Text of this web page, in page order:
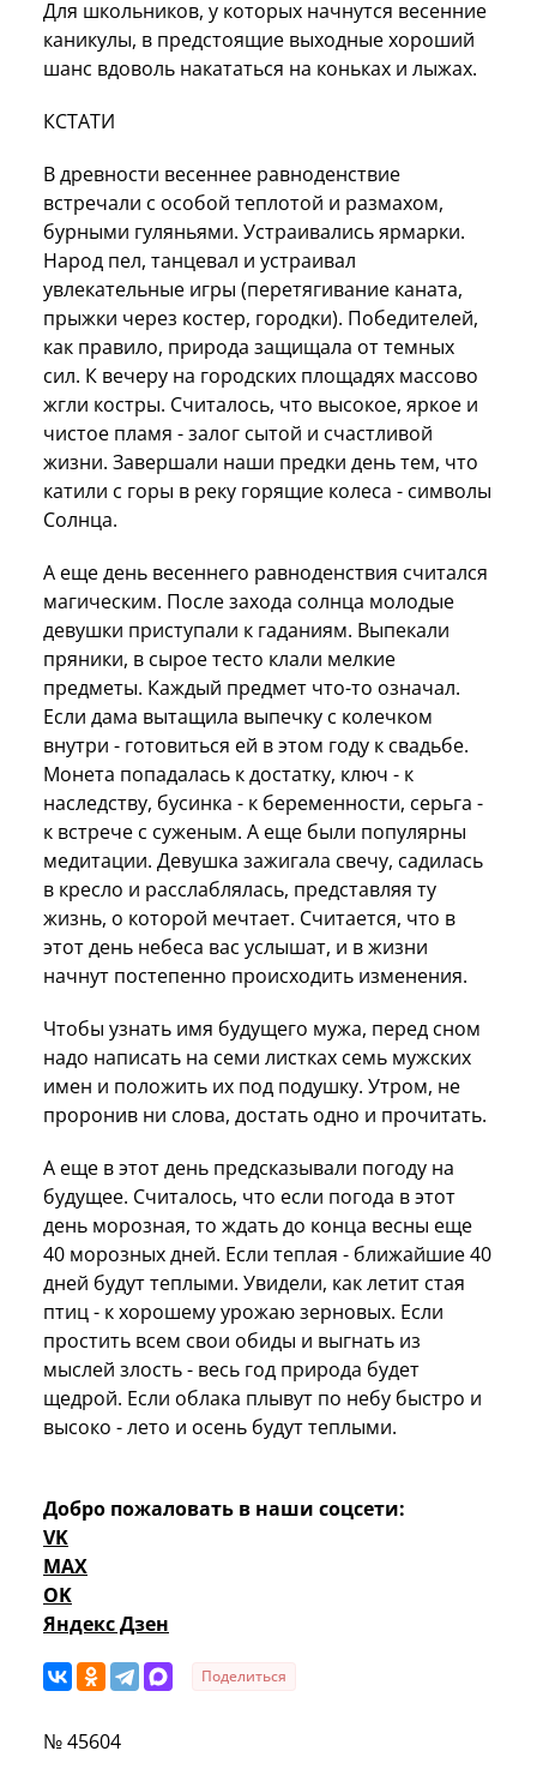
Для школьников, у которых начнутся весенние
каникулы, в предстоящие выходные хороший
шанс вдоволь накататься на коньках и лыжах.
КСТАТИ
В древности весеннее равноденствие
встречали с особой теплотой и размахом,
бурными гуляньями. Устраивались ярмарки.
Народ пел, танцевал и устраивал
увлекательные игры (перетягивание каната,
прыжки через костер, городки). Победителей,
как правило, природа защищала от темных
сил. К вечеру на городских площадях массово
жгли костры. Считалось, что высокое, яркое и
чистое пламя - залог сытой и счастливой
жизни. Завершали наши предки день тем, что
катили с горы в реку горящие колеса - символы
Солнца.
А еще день весеннего равноденствия считался
магическим. После захода солнца молодые
девушки приступали к гаданиям. Выпекали
пряники, в сырое тесто клали мелкие
предметы. Каждый предмет что-то означал.
Если дама вытащила выпечку с колечком
внутри - готовиться ей в этом году к свадьбе.
Монета попадалась к достатку, ключ - к
наследству, бусинка - к беременности, серьга -
к встрече с суженым. А еще были популярны
медитации. Девушка зажигала свечу, садилась
в кресло и расслаблялась, представляя ту
жизнь, о которой мечтает. Считается, что в
этот день небеса вас услышат, и в жизни
начнут постепенно происходить изменения.
Чтобы узнать имя будущего мужа, перед сном
надо написать на семи листках семь мужских
имен и положить их под подушку. Утром, не
проронив ни слова, достать одно и прочитать.
А еще в этот день предсказывали погоду на
будущее. Считалось, что если погода в этот
день морозная, то ждать до конца весны еще
40 морозных дней. Если теплая - ближайшие 40
дней будут теплыми. Увидели, как летит стая
птиц - к хорошему урожаю зерновых. Если
простить всем свои обиды и выгнать из
мыслей злость - весь год природа будет
щедрой. Если облака плывут по небу быстро и
высоко - лето и осень будут теплыми.
Добро пожаловать в наши соцсети:
VK
MAX
OK
Яндекс Дзен
Поделиться
№ 45604